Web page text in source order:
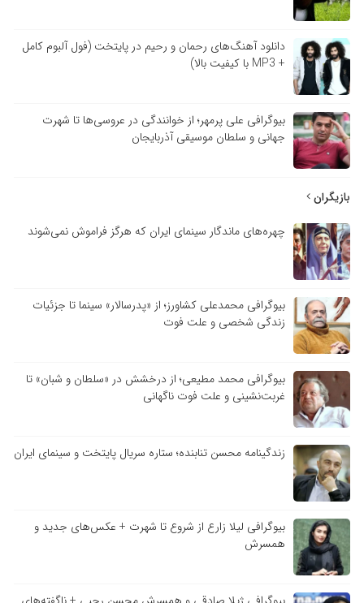
دانلود آهنگ‌های رحمان و رحیم در پایتخت (فول آلبوم کامل
+ MP3 با کیفیت بالا)
بیوگرافی علی پرمهر؛ از خوانندگی در عروسی‌ها تا شهرت
جهانی و سلطان موسیقی آذربایجان
بازیگران
چهره‌های ماندگار سینمای ایران که هرگز فراموش نمی‌شوند
بیوگرافی محمدعلی کشاورز؛ از «پدرسالار» سینما تا جزئیات
زندگی شخصی و علت فوت
بیوگرافی محمد مطیعی؛ از درخشش در «سلطان و شبان» تا
غربت‌نشینی و علت فوت ناگهانی
زندگینامه محسن تنابنده؛ ستاره سریال پایتخت و سینمای ایران
بیوگرافی لیلا زارع از شروع تا شهرت + عکس‌های جدید و
همسرش